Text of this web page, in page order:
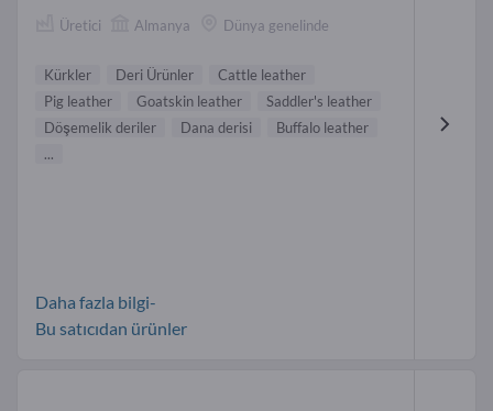
Üretici Almanya Dünya genelinde
Kürkler Deri Ürünler
Cattle leather
Pig leather
Goatskin leather
Saddler's leather
Döşemelik deriler
Dana derisi
Buffalo leather
...
Daha fazla bilgi-
Bu satıcıdan ürünler